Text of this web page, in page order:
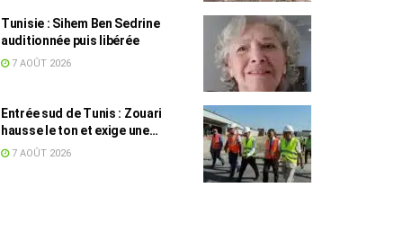
Tunisie : Sihem Ben Sedrine
auditionnée puis libérée
7 AOÛT 2026
Entrée sud de Tunis : Zouari
hausse le ton et exige une
accélération des travaux
7 AOÛT 2026